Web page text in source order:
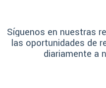
Síguenos en nuestras
las oportunidades de
diariamente a